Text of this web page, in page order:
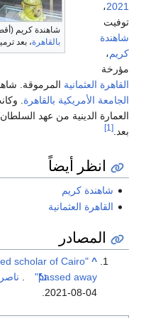
شاهندة كريم
بالقاهرة، بعد
2021،
توفيت
شاهندة
كريم،
مؤرخة
القاهرة العثمانية المرموقة.
الجامعة الأمريكية بالقاهرة .
العمارة الدينية من عهد
بعد. [1]
انظر أيضاً
شاهندة كريم
القاهرة العثمانية
المصادر
^
scholar of Cairo
passed away"
.
2021-08-04
.